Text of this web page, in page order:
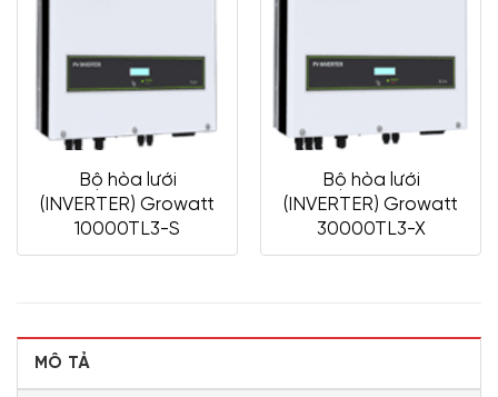
Bộ hòa lưới
(INVERTER) Growatt
10000TL3-S
Bộ hòa lưới
(INVERTER) Growatt
30000TL3-X
MÔ TẢ